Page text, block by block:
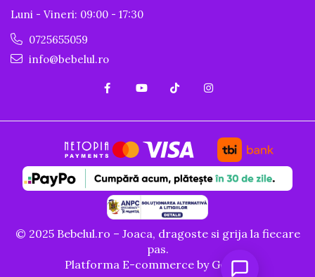
Luni - Vineri: 09:00 - 17:30
0725655059
info@bebelul.ro
© 2025 Bebelul.ro – Joaca, dragoste si grija la fiecare
pas.
Platforma E-commerce by Gomag